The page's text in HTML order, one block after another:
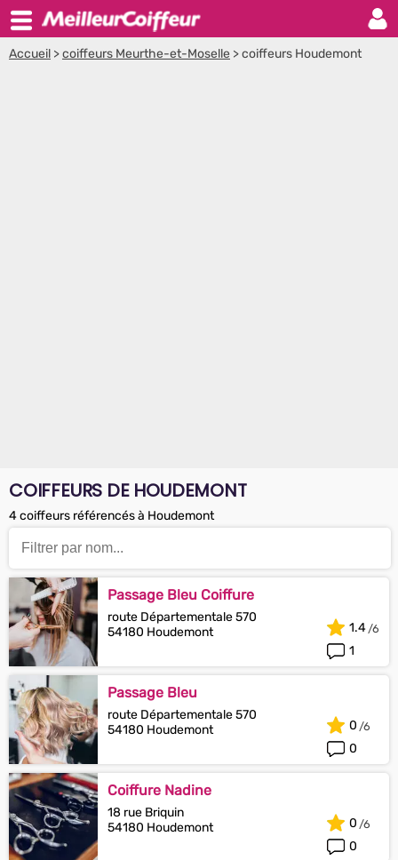
Accueil >coiffeurs Meurthe-et-Moselle >coiffeurs Houdemont
COIFFEURS DE HOUDEMONT
4 coiffeurs référencés à Houdemont
Passage Bleu Coiffure
route Départementale 570
54180 Houdemont
1
1.4
Passage Bleu
route Départementale 570
54180 Houdemont
0
0
Coiffure Nadine
18 rue Briquin
54180 Houdemont
0
0